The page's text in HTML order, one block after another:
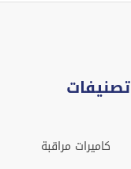
تصنيفات
كاميرات مراقبة